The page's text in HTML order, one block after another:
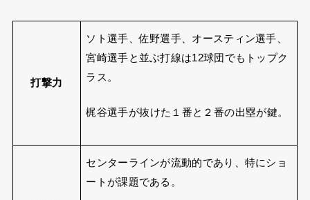
打撃力
ソト選手、佐野選手、オースティン選手、
宮崎選手と並ぶ打線は12球団でもトップク
ラス。
梶谷選手が抜けた１番と２番の出塁が鍵。
センターラインが流動的であり、特にショ
ートが課題である。